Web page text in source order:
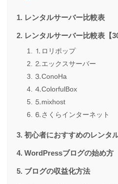
レンタルサーバー比較表
レンタルサーバー比較表【
⒈ロリポップ
⒉エックスサーバー
⒊ConoHa
⒋ColorfulBox
⒌mixhost
⒍さくらインターネット
初心者におすすめのレンタ
WordPressブログの始め方
ブログの収益化方法